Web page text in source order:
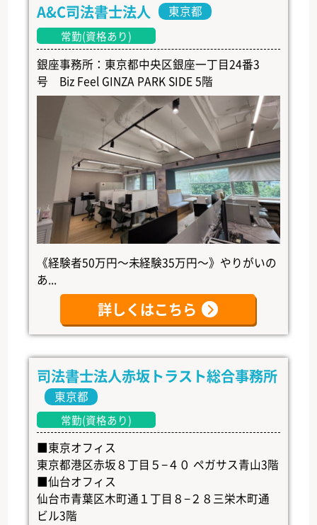
A&C司法書士法人 東京都
常勤(資格あり)
銀座事務所：東京都中央区銀座一丁目24番3
号 Biz Feel GINZA PARK SIDE 5階
《経験者50万円～未経験35万円～》やりがいの
あ...
詳しくはこちら
司法書士法人赤坂トラスト総合事務所
東京都
常勤(資格あり)
■東京オフィス
東京都港区赤坂８丁目５−４０ ペガサス青山3階
■仙台オフィス
仙台市青葉区木町通１丁目８−２８三栄木町通
ビル3階